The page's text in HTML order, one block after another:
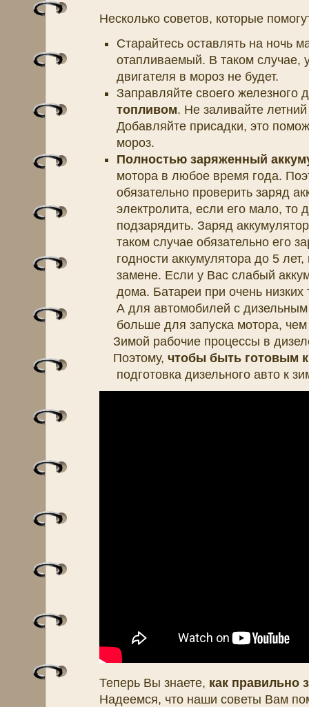
Несколько советов, которые
Старайтесь оставлять на ночь
отапливаемый. В таком случае,
двигателя в мороз не будет.
Заправляйте своего железного
топливом. Не заливайте
Добавляйте присадки, это
мороз.
Полностью заряженный
мотора в любое время года.
обязательно проверить заряд
электролита, если его мало, то
подзарядить. Заряд
таком случае обязательно его
годности аккумулятора до 5
замене. Если у Вас слабый
дома. Батареи при очень
А для автомобилей с
больше для запуска мотора,
Зимой рабочие процессы в
Поэтому, чтобы быть готовым
подготовка дизельного авто к
Теперь Вы знаете, как правильно
Надеемся, что наши советы Вам